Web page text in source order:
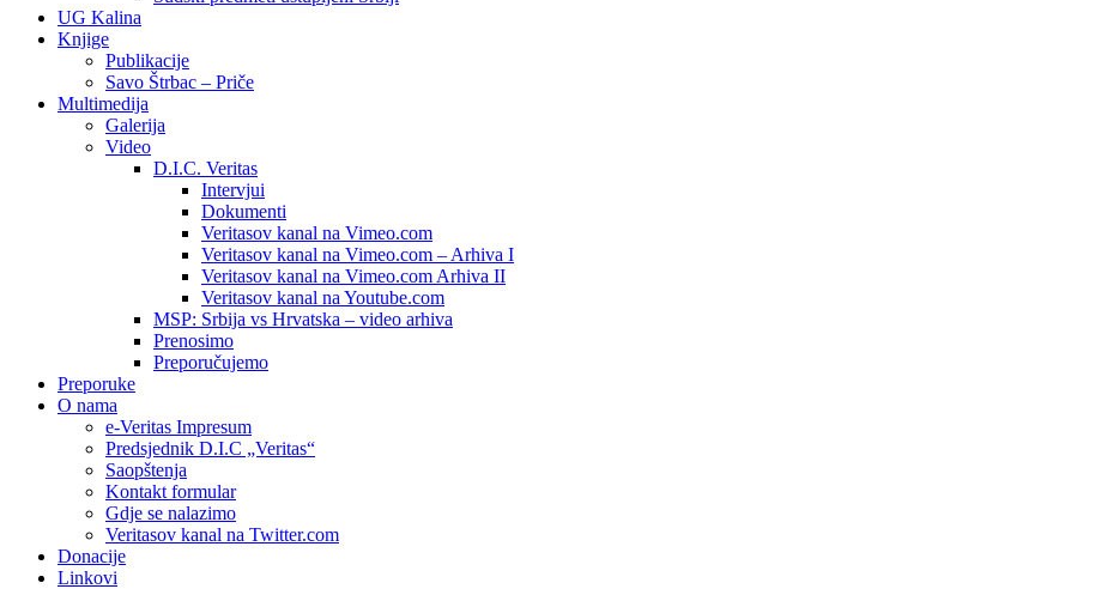
UG Kalina
Knjige
Publikacije
Savo Štrbac – Priče
Multimedija
Galerija
Video
D.I.C. Veritas
Intervjui
Dokumenti
Veritasov kanal na Vimeo.com
Veritasov kanal na Vimeo.com – Arhiva I
Veritasov kanal na Vimeo.com Arhiva II
Veritasov kanal na Youtube.com
MSP: Srbija vs Hrvatska – video arhiva
Prenosimo
Preporučujemo
Preporuke
O nama
e-Veritas Impresum
Predsjednik D.I.C „Veritas“
Saopštenja
Kontakt formular
Gdje se nalazimo
Veritasov kanal na Twitter.com
Donacije
Linkovi